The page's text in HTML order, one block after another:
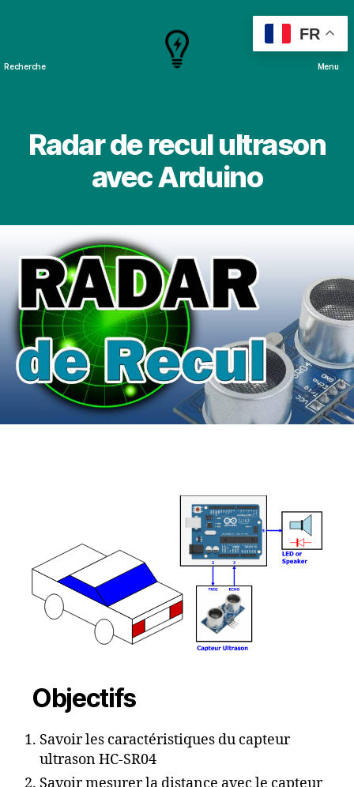
Recherche Menu
Radar de recul ultrason
avec Arduino
Objectifs
Savoir les caractéristiques du capteur
ultrason HC-SR04
Savoir mesurer la distance avec le capteur
FR